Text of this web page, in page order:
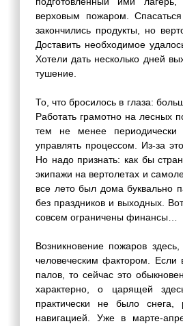
верховым пожаром.
закончились продукты, но
Доставить необходимое
Хотели дать несколько дней
тушение.
То, что бросилось в глаза:
Работать грамотно на лесных
тем не менее периодически
управлять процессом. Из-за
Но надо признать: как бы
экипажи на вертолетах и
все лето был дома буквально
без праздников и выходных.
совсем ограничены финансы…
Возникновение пожаров
человеческим фактором. Если
палов, то сейчас это
характерно, о царящей
практически не было
навигацией. Уже в марте-